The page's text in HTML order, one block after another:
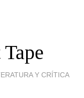
Y CRÍTICA